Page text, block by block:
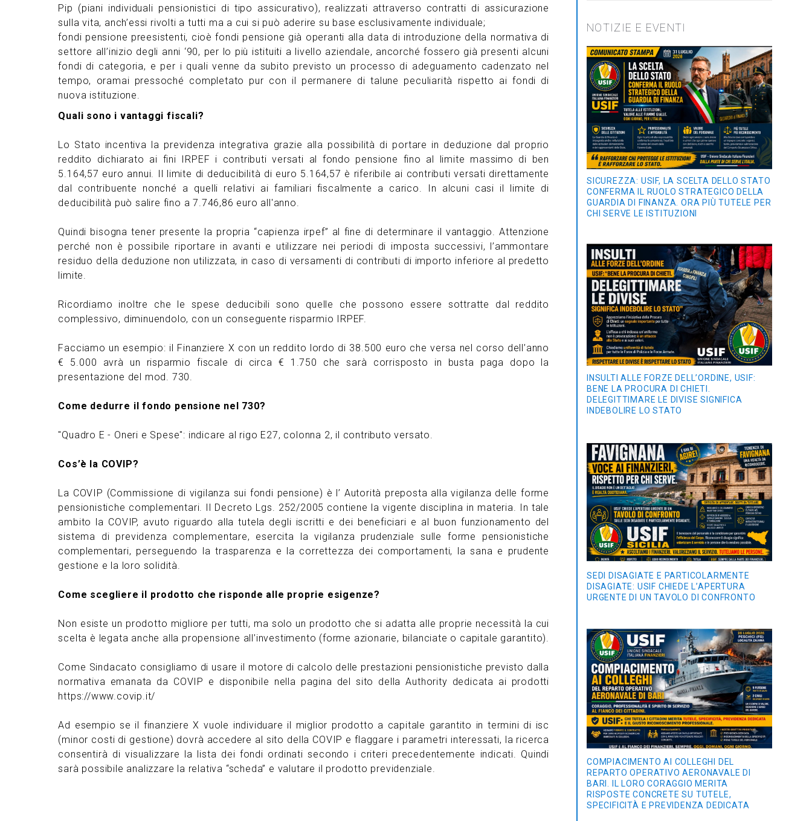
Pip (piani individuali pensionistici di tipo assicurativo), realizzati attraverso contratti di assicurazione
sulla vita, anch’essi rivolti a tutti ma a cui si può aderire su base esclusivamente individuale;
fondi pensione preesistenti, cioè fondi pensione già operanti alla data di introduzione della normativa di
settore all’inizio degli anni ‘90, per lo più istituiti a livello aziendale, ancorché fossero già presenti alcuni
fondi di categoria, e per i quali venne da subito previsto un processo di adeguamento cadenzato nel
tempo, oramai pressoché completato pur con il permanere di talune peculiarità rispetto ai fondi di
nuova istituzione.
Quali sono i vantaggi fiscali?
Lo Stato incentiva la previdenza integrativa grazie alla possibilità di portare in deduzione dal proprio
reddito dichiarato ai fini IRPEF i contributi versati al fondo pensione fino al limite massimo di ben
5.164,57 euro annui. Il limite di deducibilità di euro 5.164,57 è riferibile ai contributi versati direttamente
dal contribuente nonché a quelli relativi ai familiari fiscalmente a carico. In alcuni casi il limite di
deducibilità può salire fino a 7.746,86 euro all'anno.
Quindi bisogna tener presente la propria “capienza irpef” al fine di determinare il vantaggio. Attenzione
perché non è possibile riportare in avanti e utilizzare nei periodi di imposta successivi, l’ammontare
residuo della deduzione non utilizzata, in caso di versamenti di contributi di importo inferiore al predetto
limite.
Ricordiamo inoltre che le spese deducibili sono quelle che possono essere sottratte dal reddito
complessivo, diminuendolo, con un conseguente risparmio IRPEF.
Facciamo un esempio: il Finanziere X con un reddito lordo di 38.500 euro che versa nel corso dell’anno
€ 5.000 avrà un risparmio fiscale di circa € 1.750 che sarà corrisposto in busta paga dopo la
presentazione del mod. 730.
Come dedurre il fondo pensione nel 730?
"Quadro E - Oneri e Spese": indicare al rigo E27, colonna 2, il contributo versato.
Cos’è la COVIP?
La COVIP (Commissione di vigilanza sui fondi pensione) è l’ Autorità preposta alla vigilanza delle forme
pensionistiche complementari. Il Decreto Lgs. 252/2005 contiene la vigente disciplina in materia. In tale
ambito la COVIP, avuto riguardo alla tutela degli iscritti e dei beneficiari e al buon funzionamento del
sistema di previdenza complementare, esercita la vigilanza prudenziale sulle forme pensionistiche
complementari, perseguendo la trasparenza e la correttezza dei comportamenti, la sana e prudente
gestione e la loro solidità.
Come scegliere il prodotto che risponde alle proprie esigenze?
Non esiste un prodotto migliore per tutti, ma solo un prodotto che si adatta alle proprie necessità la cui
scelta è legata anche alla propensione all’investimento (forme azionarie, bilanciate o capitale garantito).
Come Sindacato consigliamo di usare il motore di calcolo delle prestazioni pensionistiche previsto dalla
normativa emanata da COVIP e disponibile nella pagina del sito della Authority dedicata ai prodotti
https://www.covip.it/
Ad esempio se il finanziere X vuole individuare il miglior prodotto a capitale garantito in termini di isc
(minor costi di gestione) dovrà accedere al sito della COVIP e flaggare i parametri interessati, la ricerca
consentirà di visualizzare la lista dei fondi ordinati secondo i criteri precedentemente indicati. Quindi
sarà possibile analizzare la relativa “scheda” e valutare il prodotto previdenziale.
NOTIZIE E EVENTI
SICUREZZA: USIF, LA SCELTA DELLO STATO
CONFERMA IL RUOLO STRATEGICO DELLA
GUARDIA DI FINANZA. ORA PIÙ TUTELE PER
CHI SERVE LE ISTITUZIONI
INSULTI ALLE FORZE DELL’ORDINE, USIF:
BENE LA PROCURA DI CHIETI.
DELEGITTIMARE LE DIVISE SIGNIFICA
INDEBOLIRE LO STATO
SEDI DISAGIATE E PARTICOLARMENTE
DISAGIATE: USIF CHIEDE L’APERTURA
URGENTE DI UN TAVOLO DI CONFRONTO
COMPIACIMENTO AI COLLEGHI DEL
REPARTO OPERATIVO AERONAVALE DI
BARI. IL LORO CORAGGIO MERITA
RISPOSTE CONCRETE SU TUTELE,
SPECIFICITÀ E PREVIDENZA DEDICATA